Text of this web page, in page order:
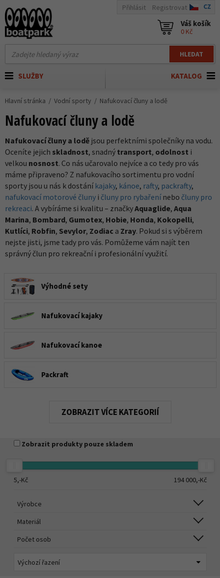
HLEDAT
Přihlásit Registrovat CZ
Váš košík
0 Kč
KATALOG
SLUŽBY
Hlavní stránka Vodní sporty Nafukovací čluny a lodě
Nafukovací čluny a lodě
Nafukovací čluny a lodě jsou perfektními společníky na vodu.
Oceníte jejich skladnost, snadný transport, odolnost i
velkou nosnost. Co nás učarovalo nejvíce a co tedy pro vás
máme připraveno? Z nafukovacího sortimentu pro vodní
sporty jsou u nás k dostání kajaky, kánoe, rafty, packrafty,
nafukovací motorové čluny i čluny pro rybařenínebo čluny pro
rekreaci. A vybíráme si kvalitu – značkyAquaglide, Aqua
Marina, Bombard, Gumotex, Hobie, Honda, Kokopelli,
Kutlíci, Robfin, Sevylor, Zodiac a Zray. Pokud si s výběrem
nejste jisti, jsme tady pro vás. Pomůžeme vám najít ten
správný člun pro rekreační i profesionální využití.
Výhodné sety
Nafukovací kajaky
Nafukovací kanoe
Packraft
Rekreační čluny
KATEGORIÍ
Zobrazit produkty pouze skladem
5,-Kč 194 000,-Kč
Výrobce
Materiál
Počet osob